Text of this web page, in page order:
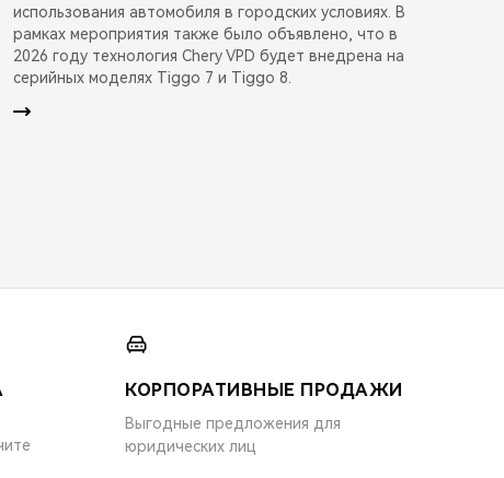
использования автомобиля в городских условиях. В
рамках мероприятия также было объявлено, что в
2026 году технология Chery VPD будет внедрена на
серийных моделях Tiggo 7 и Tiggo 8.
КОРПОРАТИВНЫЕ ПРОДАЖИ
Выгодные предложения для
юридических лиц